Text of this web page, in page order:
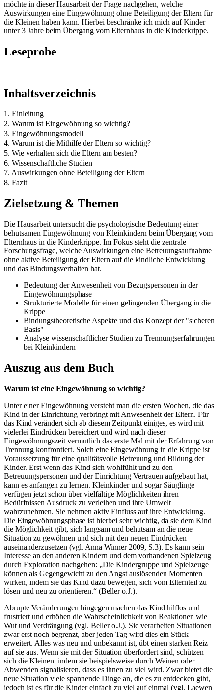
möchte in dieser Hausarbeit der Frage nachgehen, welche
Auswirkungen eine Eingewöhnung ohne Beteiligung der Eltern für
die Kleinen haben kann. Hierbei beschränke ich mich auf Kinder
unter 3 Jahre beim Übergang vom Elternhaus in die Kinderkrippe.
Leseprobe
Inhaltsverzeichnis
1. Einleitung
2. Warum ist Eingewöhnung so wichtig?
3. Eingewöhnungsmodell
4. Warum ist die Mithilfe der Eltern so wichtig?
5. Wie verhalten sich die Eltern am besten?
6. Wissenschaftliche Studien
7. Auswirkungen ohne Beteiligung der Eltern
8. Fazit
Zielsetzung & Themen
Die Hausarbeit untersucht die psychologische Bedeutung einer
behutsamen Eingewöhnung von Kleinkindern beim Übergang vom
Elternhaus in die Kinderkrippe. Im Fokus steht die zentrale
Forschungsfrage, welche Auswirkungen eine Betreuungsaufnahme
ohne aktive Beteiligung der Eltern auf die kindliche Entwicklung
und das Bindungsverhalten hat.
Bedeutung der Anwesenheit von Bezugspersonen in der
Eingewöhnungsphase
Strukturierte Modelle für einen gelingenden Übergang in die
Krippe
Bindungstheoretische Aspekte und das Konzept der "sicheren
Basis"
Analyse wissenschaftlicher Studien zu Trennungserfahrungen
bei Kleinkindern
Auszug aus dem Buch
Warum ist eine Eingewöhnung so wichtig?
Unter einer Eingewöhnung versteht man die ersten Wochen, die das
Kind in der Einrichtung verbringt mit Anwesenheit der Eltern. Für
das Kind verändert sich ab diesem Zeitpunkt einiges, es wird mit
vielerlei Eindrücken bereichert und wird nach dieser
Eingewöhnungszeit vermutlich das erste Mal mit der Erfahrung von
Trennung konfrontiert. Solch eine Eingewöhnung in die Krippe ist
Voraussetzung für eine qualitätsvolle Betreuung und Bildung der
Kinder. Erst wenn das Kind sich wohlfühlt und zu den
Betreuungspersonen und der Einrichtung Vertrauen aufgebaut hat,
kann es anfangen zu lernen. Kleinkinder und sogar Säuglinge
verfügen jetzt schon über vielfältige Möglichkeiten ihren
Bedürfnissen Ausdruck zu verleihen und ihre Umwelt
wahrzunehmen. Sie nehmen aktiv Einfluss auf ihre Entwicklung.
Die Eingewöhnungsphase ist hierbei sehr wichtig, da sie dem Kind
die Möglichkeit gibt, sich langsam und behutsam an die neue
Situation zu gewöhnen und sich mit den neuen Eindrücken
auseinanderzusetzen (vgl. Anna Winner 2009, S.3). Es kann sein
Interesse an den anderen Kindern und dem vorhandenen Spielzeug
durch Exploration nachgehen: „Die Kindergruppe und Spielzeuge
können als Gegengewicht zu den Angst auslösenden Momenten
wirken, indem sie das Kind dazu bewegen, sich vom Elternteil zu
lösen und neu zu orientieren.“ (Beller o.J.).
Abrupte Veränderungen hingegen machen das Kind hilflos und
frustriert und erhöhen die Wahrscheinlichkeit von Reaktionen wie
Wut und Verdrängung (vgl. Beller o.J.). Sie verarbeiten Situationen
zwar erst noch begrenzt, aber jeden Tag wird dies ein Stück
erweitert. Alles was neu und unbekannt ist, übt einen starken Reiz
auf sie aus. Wenn sie mit der Situation überfordert sind, schützen
sich die Kleinen, indem sie beispielsweise durch Weinen oder
Abwenden signalisieren, dass es ihnen zu viel wird. Zwar bietet die
neue Situation viele spannende Dinge an, die es zu entdecken gibt,
jedoch ist es für die Kinder einfach zu viel auf einmal (vgl. Laewen